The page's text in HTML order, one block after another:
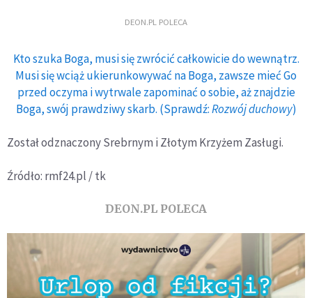
DEON.PL POLECA
Kto szuka Boga, musi się zwrócić całkowicie do wewnątrz.
Musi się wciąż ukierunkowywać na Boga, zawsze mieć Go
przed oczyma i wytrwale zapominać o sobie, aż znajdzie
Boga, swój prawdziwy skarb. (Sprawdź:Rozwój duchowy)
Został odznaczony Srebrnym i Złotym Krzyżem Zasługi.
Źródło: rmf24.pl / tk
DEON.PL POLECA